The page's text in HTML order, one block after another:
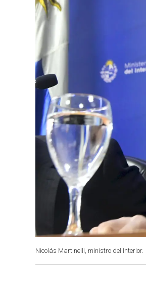
Nicolás Martinelli, ministro del Interior.